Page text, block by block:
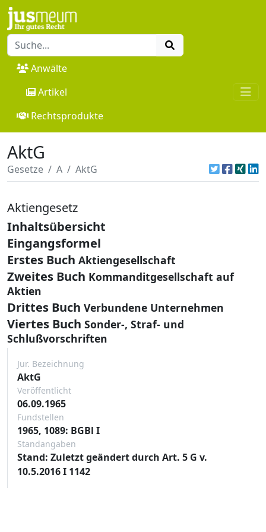
Anwälte
Artikel
Rechtsprodukte
AktG
Gesetze A AktG
Aktiengesetz
Inhaltsübersicht
Eingangsformel
Erstes Buch Aktiengesellschaft
Zweites Buch Kommanditgesellschaft auf
Aktien
Drittes Buch Verbundene Unternehmen
Viertes Buch Sonder-, Straf- und
Schlußvorschriften
Jur. Bezeichnung
AktG
Veröffentlicht
06.09.1965
Fundstellen
1965, 1089: BGBl I
Standangaben
Stand: Zuletzt geändert durch Art. 5 G v.
10.5.2016 I 1142